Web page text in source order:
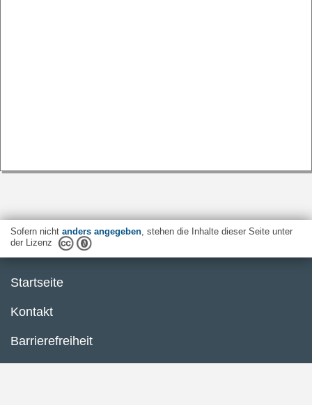
Sofern nicht anders angegeben, stehen die Inhalte dieser Seite unter
der Lizenz
Startseite
Kontakt
Barrierefreiheit